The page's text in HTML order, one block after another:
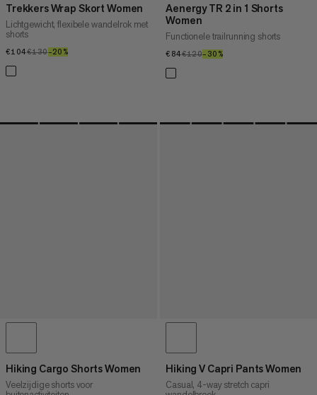
Trekkers Wrap Skort Women
Lichtgewicht, flexibele wandelrok met
shorts
€104€104
€130€130
–20%
Aenergy TR 2 in 1 Shorts
Women
Functionele trailrunning shorts
€84€84
€120€120
–30%
Hiking Cargo Shorts Women
Veelzijdige shorts voor
Hiking V Capri Pants Women
Casual, 4-way stretch capri